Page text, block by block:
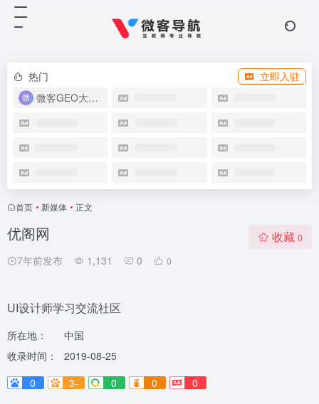
热门
立即入驻
微客GEO大模型优化系统
首页 • 新媒体 • 正文
优阁网
7年前发布 1,131 0 0
收藏 0
UI设计师学习交流社区
所在地：
中国
收录时间：
2019-08-25
0
3- 0 0 0